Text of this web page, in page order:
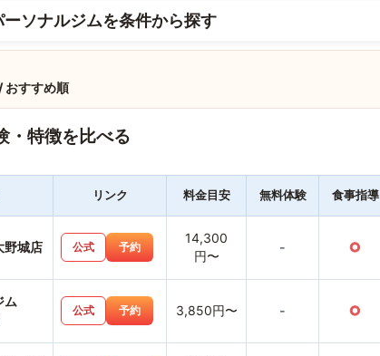
ソナルジムを条件から探す
おすすめ順
・特徴を比べる
リンク 料金目安 無料体験 食事指導
野城店 公式 予約
14,300
円〜
- ○
ム
公式 予約 3,850円〜 - ○